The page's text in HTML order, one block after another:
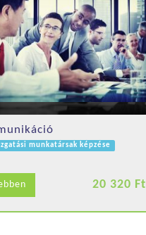
munkatársak képzése
20 320 Ft